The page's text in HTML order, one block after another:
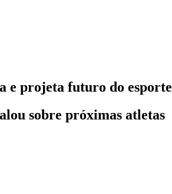
e projeta futuro do esporte
sobre próximas atletas